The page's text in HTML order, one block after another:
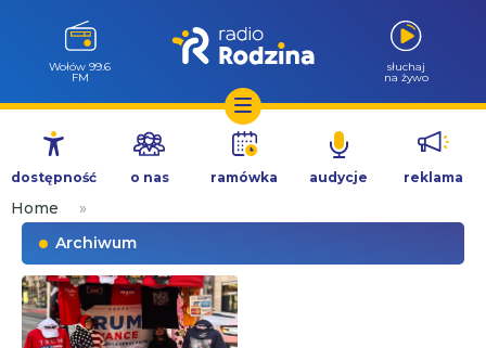
Przejdź
treści
Wołów 99.6
FM
słuchaj
na żywo
dostępność o nas ramówka audycje reklama
Home
»
Archiwum